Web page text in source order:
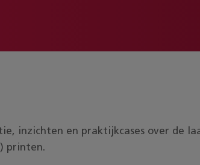
inzichten en praktijkcases over de
printen.